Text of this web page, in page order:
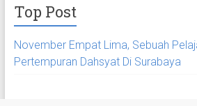
Top Post
November Empat Lima, Sebuah
Pertempuran Dahsyat Di Surabaya